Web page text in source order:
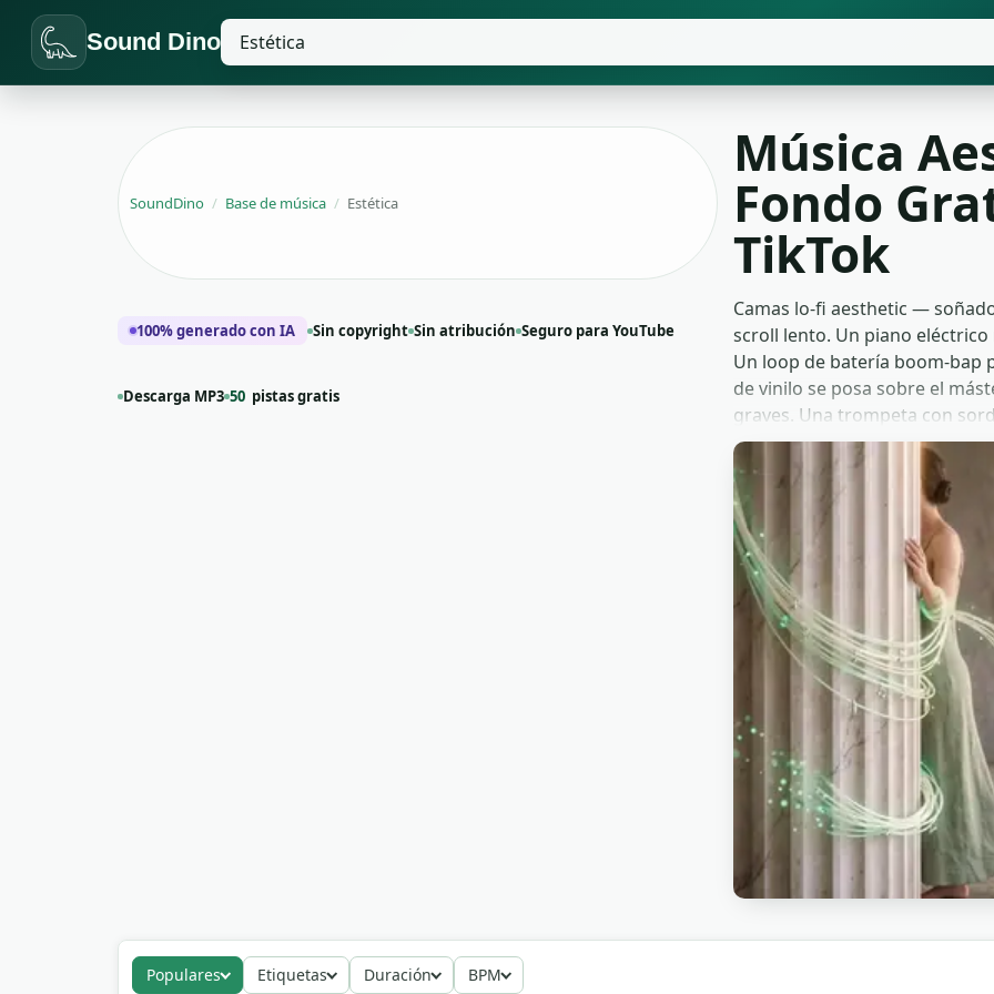
Sound Dino
SoundDino / Base de música / Estética
Música
Fondo
TikTok
100% generado con IA Sin copyright Sin atribución Seguro para YouTube
Descarga MP3 50 pistas gratis
Camas lo-fi aesthetic —
scroll lento. Un piano
Un loop de batería boom-bap
de vinilo se posa sobre el
graves. Una trompeta con
Los tempos van de 70 a 90
jazzístico y secciones de loop
in y fade out limpios para
Creadores de Instagram las
rutinas matinales. Editores de
aesthetic-day-in-my-life.
moodboards y pins de room-
dejan en bloques pomodoro.
flat-lays de bullet-journal. Ver
Populares Etiquetas Duración BPM